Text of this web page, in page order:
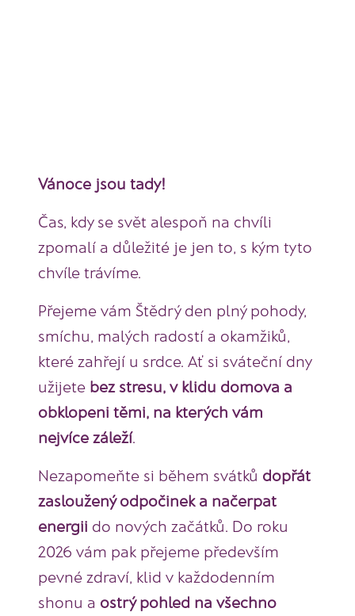
Vánoce jsou tady!
Čas, kdy se svět alespoň na chvíli
zpomalí a důležité je jen to, s kým tyto
chvíle trávíme.
Přejeme vám Štědrý den plný pohody,
smíchu, malých radostí a okamžiků,
které zahřejí u srdce. Ať si sváteční dny
užijete bez stresu, v klidu domova a
obklopeni těmi, na kterých vám
nejvíce záleží.
Nezapomeňte si během svátků dopřát
zasloužený odpočinek a načerpat
energii do nových začátků. Do roku
2026 vám pak přejeme především
pevné zdraví, klid v každodenním
shonu a ostrý pohled na všechno